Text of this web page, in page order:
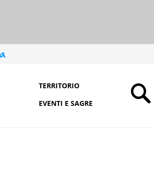
TERRITORIO
EVENTI E SAGRE